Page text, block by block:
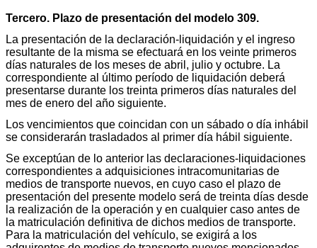
Tercero. Plazo de presentación del modelo 309.
La presentación de la declaración-liquidación y el ingreso
resultante de la misma se efectuará en los veinte primeros
días naturales de los meses de abril, julio y octubre. La
correspondiente al último período de liquidación deberá
presentarse durante los treinta primeros días naturales del
mes de enero del año siguiente.
Los vencimientos que coincidan con un sábado o día inhábil
se considerarán trasladados al primer día hábil siguiente.
Se exceptúan de lo anterior las declaraciones-liquidaciones
correspondientes a adquisiciones intracomunitarias de
medios de transporte nuevos, en cuyo caso el plazo de
presentación del presente modelo será de treinta días desde
la realización de la operación y en cualquier caso antes de
la matriculación definitiva de dichos medios de transporte.
Para la matriculación del vehículo, se exigirá a los